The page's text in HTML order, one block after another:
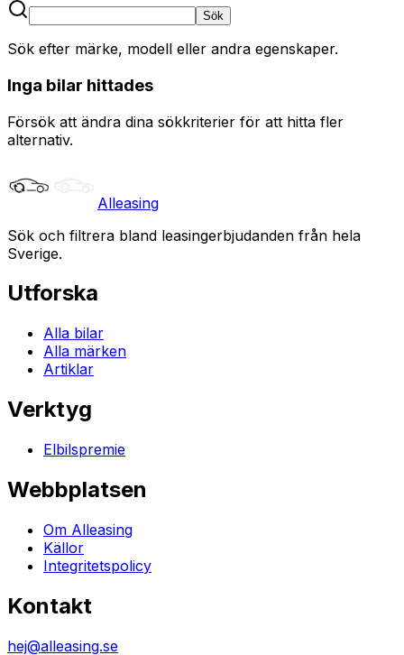
Sök
Sök efter märke, modell eller andra egenskaper.
Inga bilar hittades
Försök att ändra dina sökkriterier för att hitta fler
alternativ.
Alleasing
Sök och filtrera bland leasingerbjudanden från hela
Sverige.
Utforska
Alla bilar
Alla märken
Artiklar
Verktyg
Elbilspremie
Webbplatsen
Om Alleasing
Källor
Integritetspolicy
Kontakt
hej@alleasing.se